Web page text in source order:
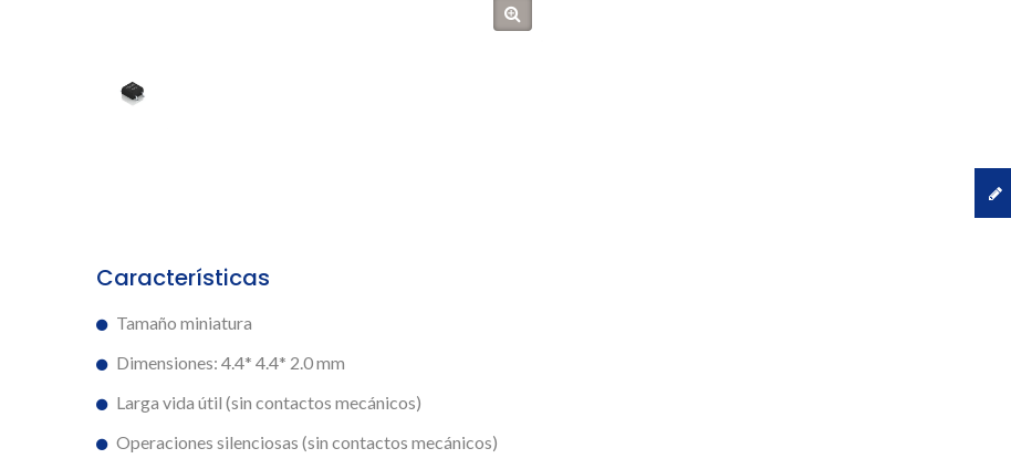
Características
Tamaño miniatura
Dimensiones: 4.4* 4.4* 2.0 mm
Larga vida útil (sin contactos mecánicos)
Operaciones silenciosas (sin contactos mecánicos)